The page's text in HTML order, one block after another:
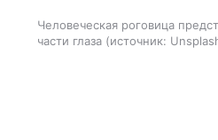
Человеческая роговица
части глаза
источник: